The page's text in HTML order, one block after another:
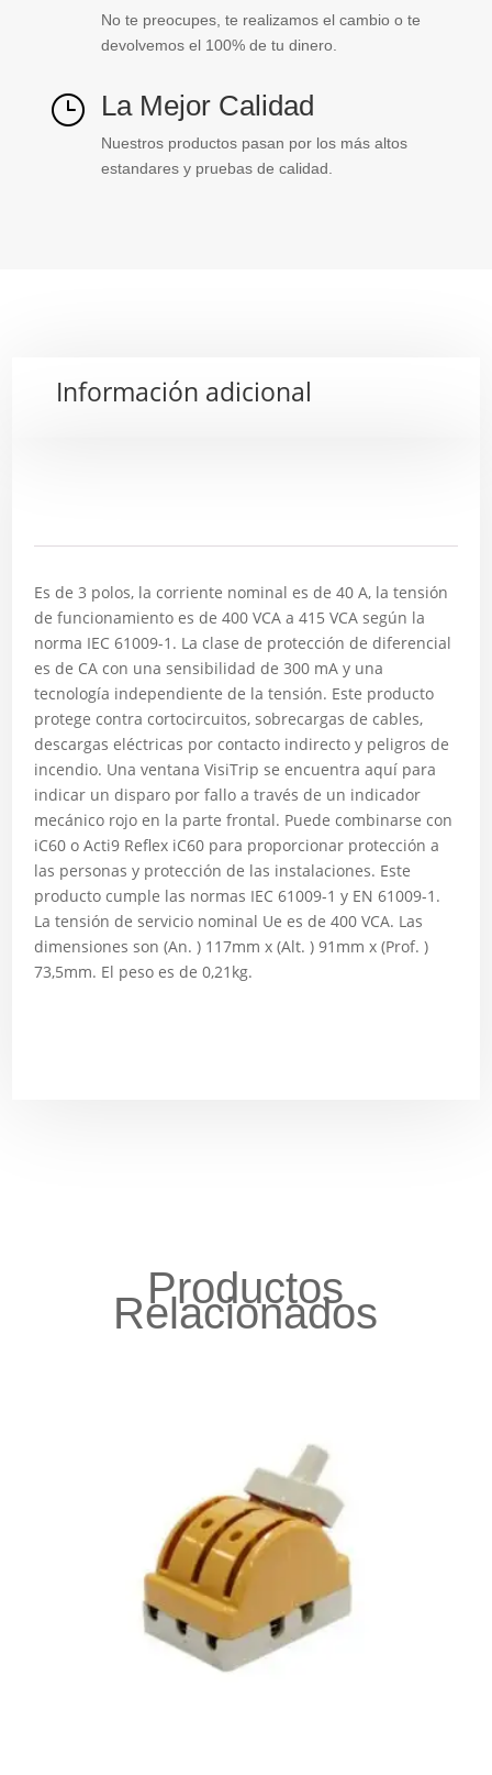
No te preocupes, te realizamos el cambio o te
devolvemos el 100% de tu dinero.
} La Mejor Calidad
Nuestros productos pasan por los más altos
estandares y pruebas de calidad.
Información adicional
Es de 3 polos, la corriente nominal es de 40 A, la tensión
de funcionamiento es de 400 VCA a 415 VCA según la
norma IEC 61009-1. La clase de protección de diferencial
es de CA con una sensibilidad de 300 mA y una
tecnología independiente de la tensión. Este producto
protege contra cortocircuitos, sobrecargas de cables,
descargas eléctricas por contacto indirecto y peligros de
incendio. Una ventana VisiTrip se encuentra aquí para
indicar un disparo por fallo a través de un indicador
mecánico rojo en la parte frontal. Puede combinarse con
iC60 o Acti9 Reflex iC60 para proporcionar protección a
las personas y protección de las instalaciones. Este
producto cumple las normas IEC 61009-1 y EN 61009-1.
La tensión de servicio nominal Ue es de 400 VCA. Las
dimensiones son (An. ) 117mm x (Alt. ) 91mm x (Prof. )
73,5mm. El peso es de 0,21kg.
Productos
Relacionados